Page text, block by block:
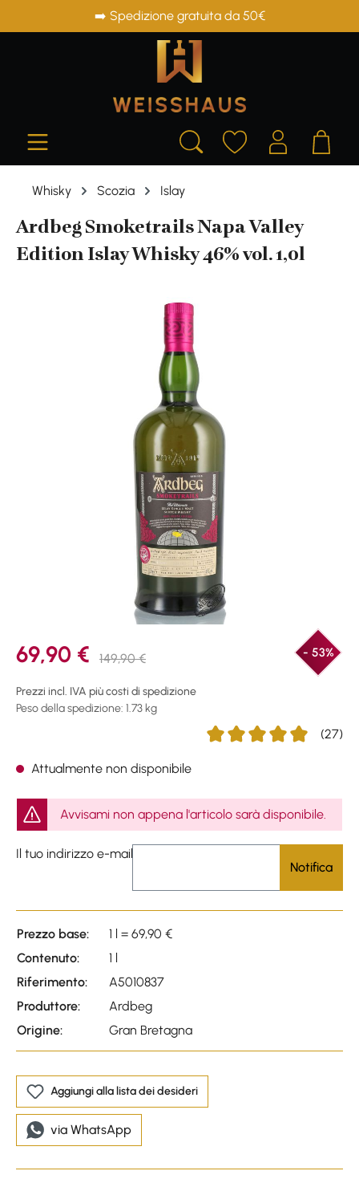
➡️ Spedizione gratuita da 50€
Whisky Scozia Islay
Ardbeg Smoketrails Napa Valley
Edition Islay Whisky 46% vol. 1,0l
69,90 € 149,90 € - 53%
Prezzi incl. IVA più costi di spedizione
Peso della spedizione: 1.73 kg
(27)
Attualmente non disponibile
Avvisami non appena l'articolo sarà disponibile.
Il tuo indirizzo e-mail
Notifica
Prezzo base:
1 l = 69,90 €
Contenuto:
1 l
Riferimento:
A5010837
Produttore:
Ardbeg
Origine:
Gran Bretagna
Aggiungi alla lista dei desideri
via WhatsApp